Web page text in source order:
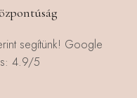
segítünk! Google
4.9/5